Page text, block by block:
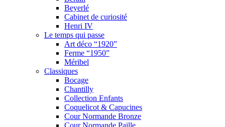
Beyerlé
Cabinet de curiosité
Henri IV
Le temps qui passe
Art déco “1920”
Ferme “1950”
Méribel
Classiques
Bocage
Chantilly
Collection Enfants
Coquelicot & Capucines
Cour Normande Bronze
Cour Normande Paille